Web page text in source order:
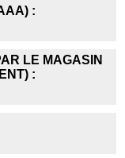
:
LE MAGASIN
: